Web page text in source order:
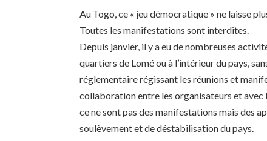
Au Togo, ce « jeu démocratique » ne laisse
Toutes les manifestations sont interdites.
Depuis janvier, il y a eu de nombreuses
quartiers de Lomé ou à l’intérieur du pays,
réglementaire régissant les réunions et
collaboration entre les organisateurs et avec
ce ne sont pas des manifestations mais des
soulèvement et de déstabilisation du pays.